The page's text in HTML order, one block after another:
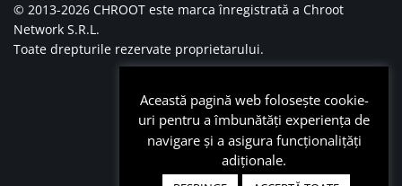
© 2013-2026 CHROOT este marca înregistrată a Chroot
Network S.R.L.
Toate drepturile rezervate proprietarului.
Această pagină web folosește cookie-
uri pentru a îmbunătăți experiența de
navigare și a asigura funcționalițăți
adiționale.